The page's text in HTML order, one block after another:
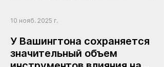
У Вашингтона сохраняется
значительный объем
10 нояб. 2025 г.